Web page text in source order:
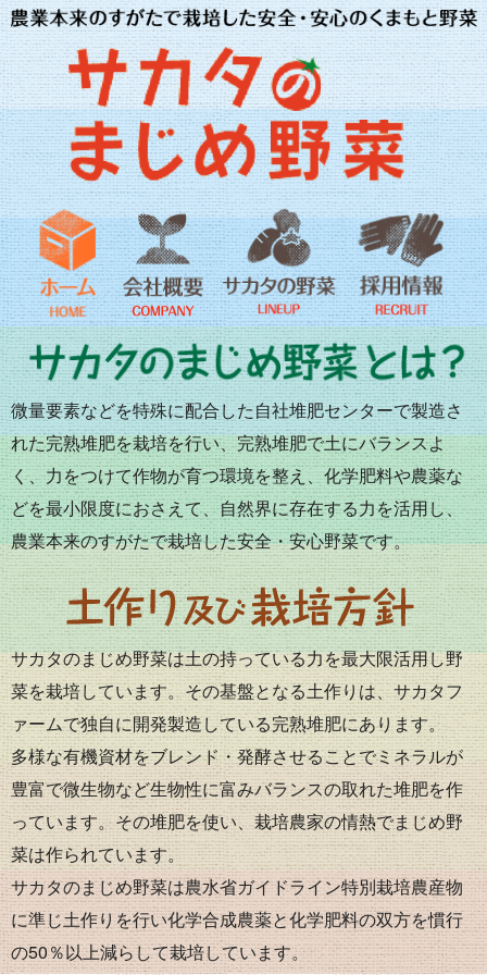
微量要素などを特殊に配合した自社堆肥センターで製造さ
れた完熟堆肥を栽培を行い、完熟堆肥で土にバランスよ
く、力をつけて作物が育つ環境を整え、化学肥料や農薬な
どを最小限度におさえて、自然界に存在する力を活用し、
農業本来のすがたで栽培した安全・安心野菜です。
サカタのまじめ野菜は土の持っている力を最大限活用し野
菜を栽培しています。その基盤となる土作りは、サカタフ
ァームで独自に開発製造している完熟堆肥にあります。
多様な有機資材をブレンド・発酵させることでミネラルが
豊富で微生物など生物性に富みバランスの取れた堆肥を作
っています。その堆肥を使い、栽培農家の情熱でまじめ野
菜は作られています。
サカタのまじめ野菜は農水省ガイドライン特別栽培農産物
に準じ土作りを行い化学合成農薬と化学肥料の双方を慣行
の50％以上減らして栽培しています。